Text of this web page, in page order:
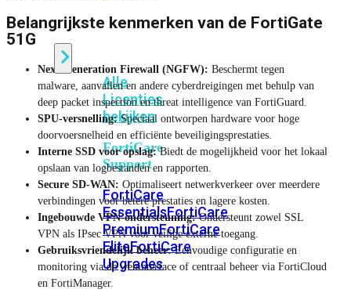
Licentie
Alle
Licenties
bekijken
FortiCare
Support
FortiCare
EssentialsFortiCare
PremiumFortiCare
EliteFortiCare
Upgrades
Belangrijkste kenmerken van de FortiGate
51G
Next-Generation Firewall (NGFW): Beschermt tegen
malware, aanvallen en andere cyberdreigingen met behulp van
deep packet inspection en threat intelligence van FortiGuard.
SPU-versnelling:Speciaal ontworpen hardware voor hoge
doorvoersnelheid en efficiënte beveiligingsprestaties.
Interne SSD voor opslag:Biedt de mogelijkheid voor het lokaal
opslaan van logbestanden en rapporten.
Secure SD-WAN: Optimaliseert netwerkverkeer over meerdere
verbindingen voor betere prestaties en lagere kosten.
Ingebouwde VPN-ondersteuning:Ondersteunt zowel SSL
VPN als IPsec VPN voor veilige externe toegang.
Gebruiksvriendelijk beheer:Eenvoudige configuratie en
monitoring via de webinterface of centraal beheer via FortiCloud
en FortiManager.